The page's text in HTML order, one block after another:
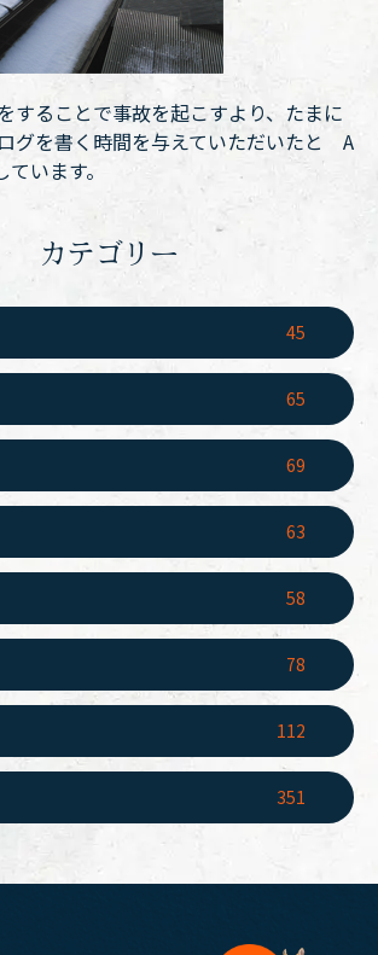
ることで事故を起こすより、たまに
グを書く時間を与えていただいたと A
います。
カテゴリー
45
65
69
63
58
78
112
351